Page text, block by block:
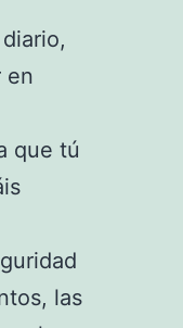
en
que tú
las